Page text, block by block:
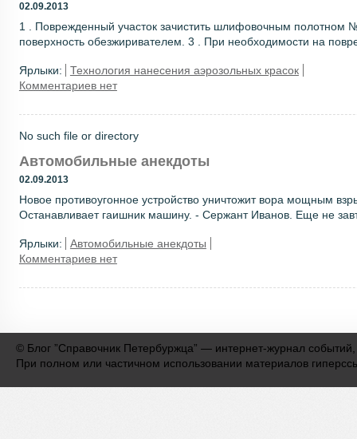
02.09.2013
1 . Поврежденный участок зачистить шлифовочным полотном
поверхность обезжиривателем. 3 . При необходимости на
Ярлыки:
Технология нанесения аэрозольных красок
Комментариев нет
No such file or directory
Автомобильные анекдоты
02.09.2013
Новое противоугонное устройство уничтожит вора мощным
Останавливает гаишник машину. - Сержант Иванов. Еще не
Ярлыки:
Автомобильные анекдоты
Комментариев нет
© Блог ”Справочник Петербуржца” — интернет-журнал
При полном или частичном использовании материалов